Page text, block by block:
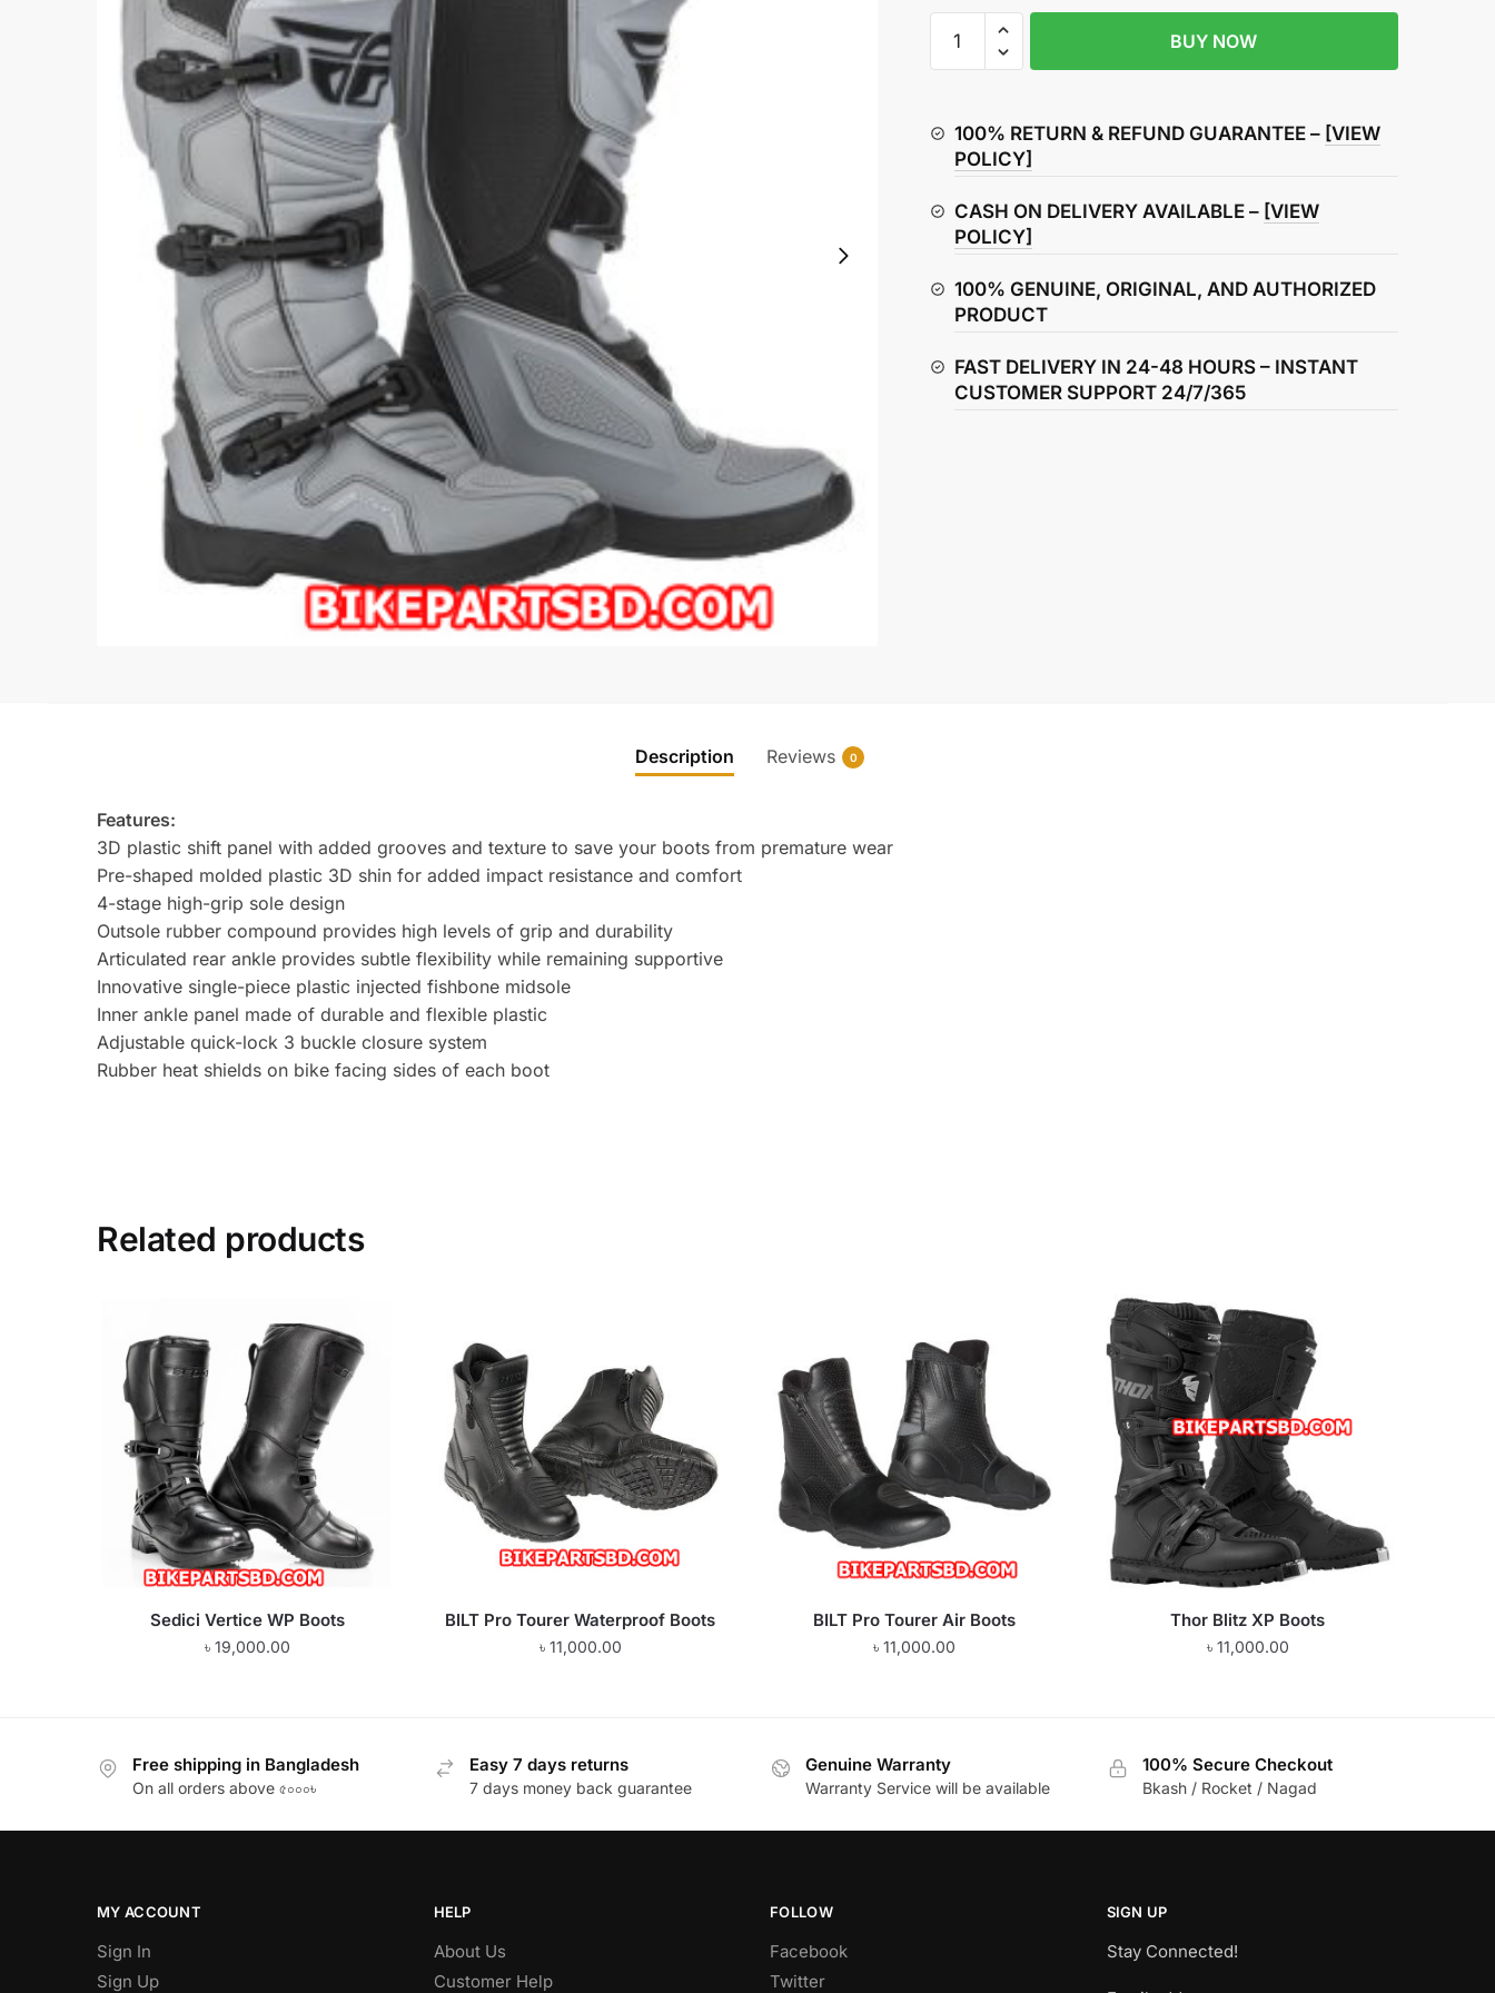
Racing
quantity
BUY NOW
100% RETURN & REFUND GUARANTEE – [VIEW
POLICY]
CASH ON DELIVERY AVAILABLE – [VIEW
POLICY]
100% GENUINE, ORIGINAL, AND AUTHORIZED
PRODUCT
FAST DELIVERY IN 24-48 HOURS – INSTANT
CUSTOMER SUPPORT 24/7/365
Description Reviews 0
Features:
3D plastic shift panel with added grooves and texture to save your boots from premature wear
Pre-shaped molded plastic 3D shin for added impact resistance and comfort
4-stage high-grip sole design
Outsole rubber compound provides high levels of grip and durability
Articulated rear ankle provides subtle flexibility while remaining supportive
Innovative single-piece plastic injected fishbone midsole
Inner ankle panel made of durable and flexible plastic
Adjustable quick-lock 3 buckle closure system
Rubber heat shields on bike facing sides of each boot
Related products
Sedici Vertice WP Boots
৳ 19,000.00
BILT Pro Tourer Waterproof Boots
৳ 11,000.00
BILT Pro Tourer Air Boots
৳ 11,000.00
Thor Blitz XP Boots
৳ 11,000.00
Free shipping in Bangladesh
On all orders above ৫০০০৳
Easy 7 days returns
7 days money back guarantee
Genuine Warranty
Warranty Service will be available
100% Secure Checkout
Bkash / Rocket / Nagad
MY ACCOUNT
Sign In
Sign Up
HELP
About Us
Customer Help
FOLLOW
Facebook
Twitter
SIGN UP
Stay Connected!